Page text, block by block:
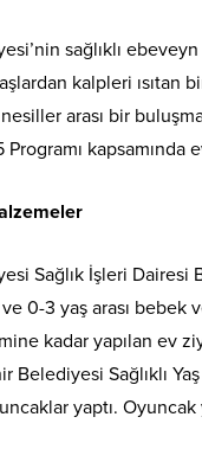
sağlıklı
kalpleri ısıtan
arası bir
Sağlık İşleri Dairesi
0-3 yaş arası
kadar yapılan
Belediyesi Sağlıklı
yaptı.